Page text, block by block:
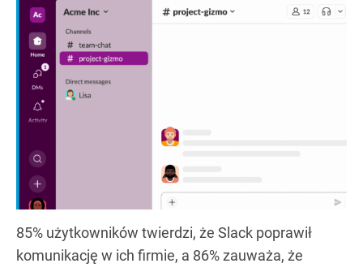
85% użytkowników twierdzi, że Slack poprawił
komunikację w ich firmie, a 86% zauważa, że